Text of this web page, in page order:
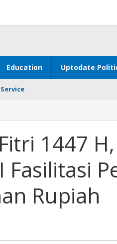
Education Uptodate
1447
H,
Kodaeral
1447
Fasilitasi
Rupiah